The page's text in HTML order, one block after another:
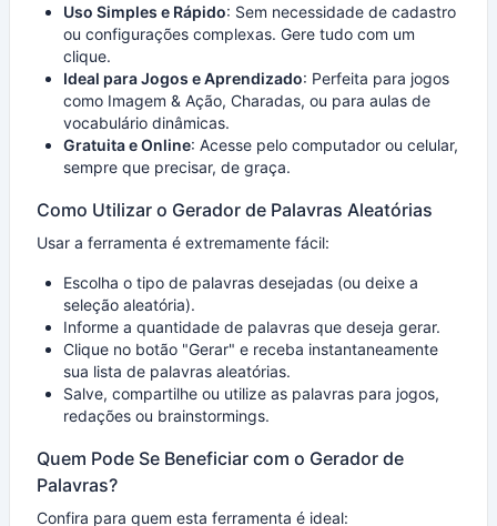
Uso Simples e Rápido: Sem necessidade de cadastro
ou configurações complexas. Gere tudo com um
clique.
Ideal para Jogos e Aprendizado: Perfeita para jogos
como Imagem & Ação, Charadas, ou para aulas de
vocabulário dinâmicas.
Gratuita e Online: Acesse pelo computador ou celular,
sempre que precisar, de graça.
Como Utilizar o Gerador de Palavras Aleatórias
Usar a ferramenta é extremamente fácil:
Escolha o tipo de palavras desejadas (ou deixe a
seleção aleatória).
Informe a quantidade de palavras que deseja gerar.
Clique no botão "Gerar" e receba instantaneamente
sua lista de palavras aleatórias.
Salve, compartilhe ou utilize as palavras para jogos,
redações ou brainstormings.
Quem Pode Se Beneficiar com o Gerador de
Palavras?
Confira para quem esta ferramenta é ideal: